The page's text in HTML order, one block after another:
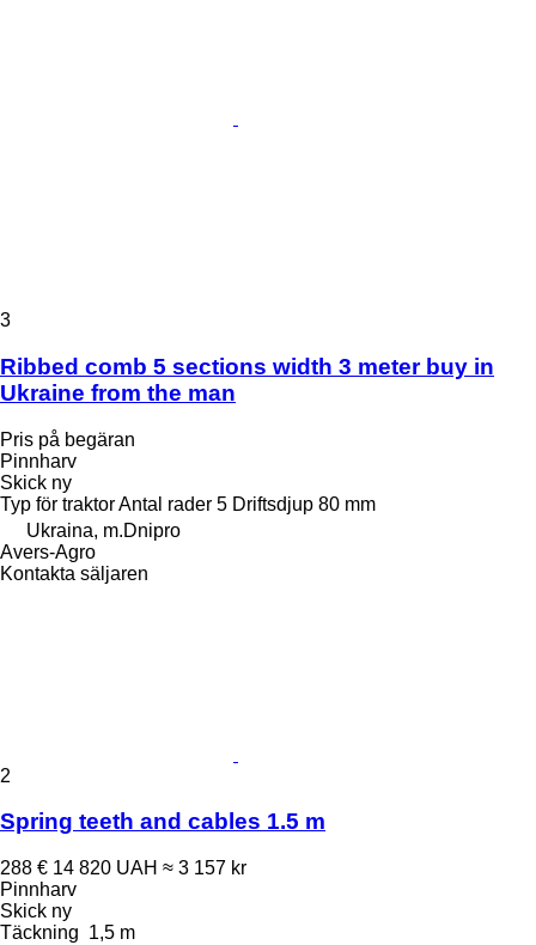
3
Ribbed comb 5 sections width 3 meter buy in
Ukraine from the man
Pris på begäran
Pinnharv
Skick ny
Typ för traktorAntal rader 5 Driftsdjup 80 mm
Ukraina, m.Dnipro
Avers-Agro
Kontakta säljaren
2
Spring teeth and cables 1.5 m
288 € 14 820 UAH ≈ 3 157 kr
Pinnharv
Skick ny
Täckning 1,5 m